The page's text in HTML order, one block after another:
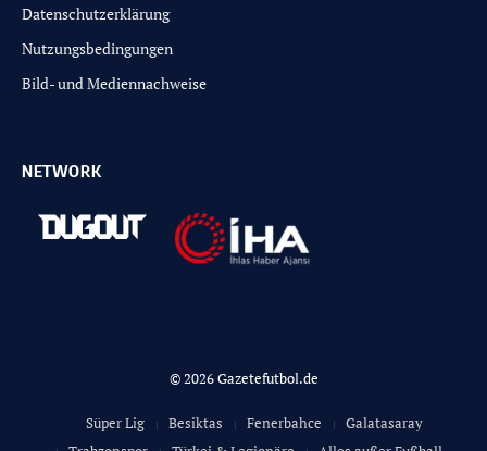
Datenschutzerklärung
Nutzungsbedingungen
Bild- und Mediennachweise
NETWORK
© 2026 Gazetefutbol.de
Süper Lig Besiktas Fenerbahce
Galatasaray